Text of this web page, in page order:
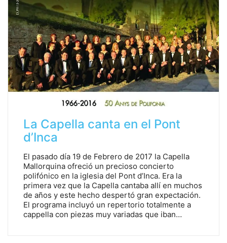
La Capella canta en el Pont
d’Inca
El pasado día 19 de Febrero de 2017 la Capella
Mallorquina ofreció un precioso concierto
polifónico en la iglesia del Pont d’Inca. Era la
primera vez que la Capella cantaba allí en muchos
de años y este hecho despertó gran expectación.
El programa incluyó un repertorio totalmente a
cappella con piezas muy variadas que iban…